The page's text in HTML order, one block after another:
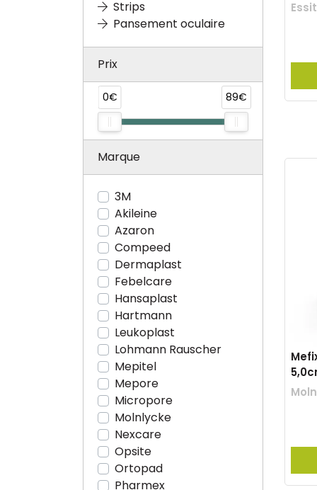
Strips
Pansement oculaire
Prix
0€ 89€
Marque
3M
Akileine
Azaron
Compeed
Dermaplast
Febelcare
Hansaplast
Hartmann
Leukoplast
Lohmann Rauscher
Mepitel
Mepore
Micropore
Molnlycke
Nexcare
Opsite
Ortopad
Pharmex